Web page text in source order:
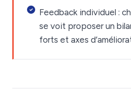
Feedback individuel :
se voit proposer un
forts et axes